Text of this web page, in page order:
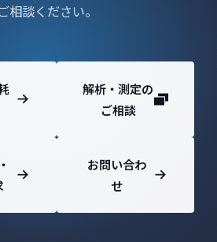
相談ください。
解析・測定の
ご相談
お問い合わ
せ